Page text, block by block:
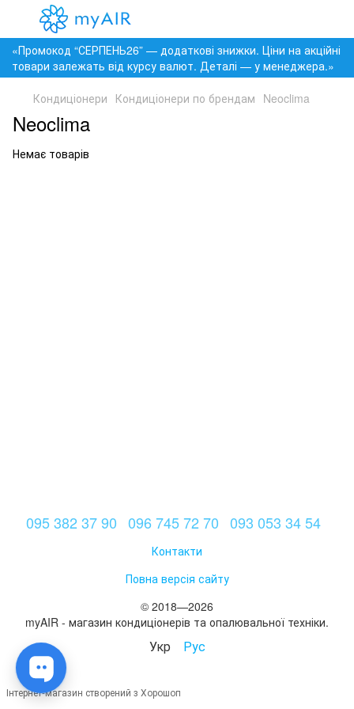
«Промокод “СЕРПЕНЬ26” — додаткові знижки. Ціни на акційні
товари залежать від курсу валют. Деталі — у менеджера.»
Кондиціонери Кондиціонери по брендам Neoclima
Neoclima
Немає товарів
095 382 37 90 096 745 72 70 093 053 34 54
Контакти
Повна версія сайту
© 2018—2026
myAIR - магазин кондиціонерів та опалювальної техніки.
Укр Рус
Інтернет-магазин створений з Хорошоп